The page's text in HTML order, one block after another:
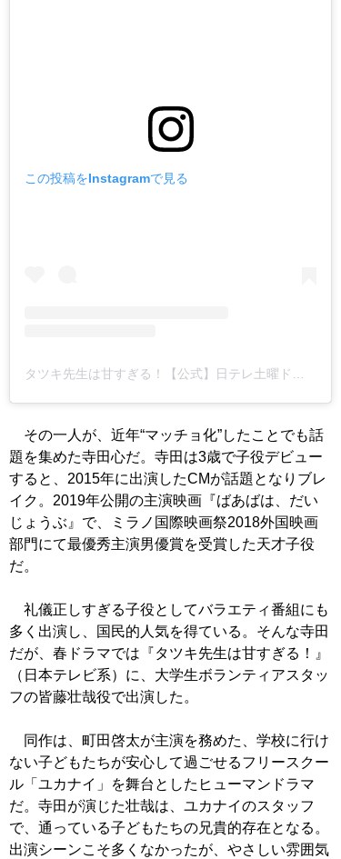
この投稿をInstagramで見る
タツキ先生は甘すぎる！【公式】日テレ土曜ドラマ(@tatsuki_ntv)がシェアした投稿
その一人が、近年“マッチョ化”したことでも話
題を集めた寺田心だ。寺田は3歳で子役デビュー
すると、2015年に出演したCMが話題となりブレ
イク。2019年公開の主演映画『ばあばは、だい
じょうぶ』で、ミラノ国際映画祭2018外国映画
部門にて最優秀主演男優賞を受賞した天才子役
だ。
礼儀正しすぎる子役としてバラエティ番組にも
多く出演し、国民的人気を得ている。そんな寺田
だが、春ドラマでは『タツキ先生は甘すぎる！』
（日本テレビ系）に、大学生ボランティアスタッ
フの皆藤壮哉役で出演した。
同作は、町田啓太が主演を務めた、学校に行け
ない子どもたちが安心して過ごせるフリースクー
ル「ユカナイ」を舞台としたヒューマンドラマ
だ。寺田が演じた壮哉は、ユカナイのスタッフ
で、通っている子どもたちの兄貴的存在となる。
出演シーンこそ多くなかったが、やさしい雰囲気